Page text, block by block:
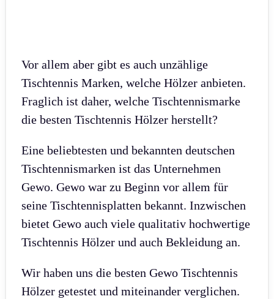
Vor allem aber gibt es auch unzählige
Tischtennis Marken, welche Hölzer anbieten.
Fraglich ist daher, welche Tischtennismarke
die besten Tischtennis Hölzer herstellt?
Eine beliebtesten und bekannten deutschen
Tischtennismarken ist das Unternehmen
Gewo. Gewo war zu Beginn vor allem für
seine Tischtennisplatten bekannt. Inzwischen
bietet Gewo auch viele qualitativ hochwertige
Tischtennis Hölzer und auch Bekleidung an.
Wir haben uns die besten Gewo Tischtennis
Hölzer getestet und miteinander verglichen.